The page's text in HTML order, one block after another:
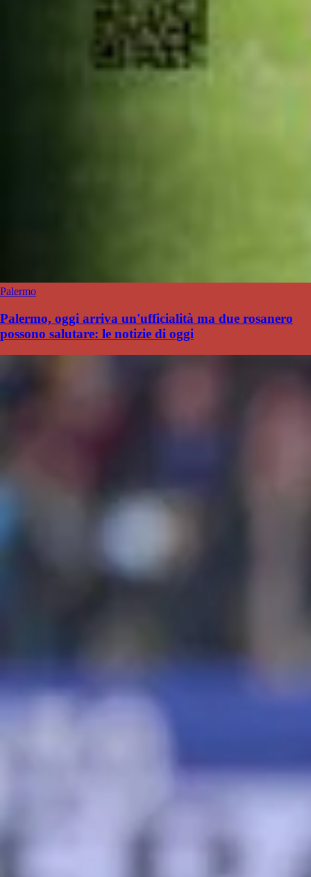
Palermo
Palermo, oggi arriva un'ufficialità ma due rosanero
possono salutare: le notizie di oggi